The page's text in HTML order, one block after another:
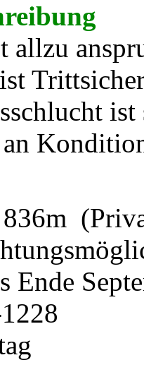
allzu
an
836m
Ende